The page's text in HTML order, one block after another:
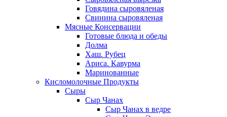
Говядина сыровяленая
Свинина сыровяленая
Мясные Консервации
Готовые блюда и обеды
Долма
Хаш. Рубец
Ариса. Кавурма
Маринованные
Кисломолочные Продукты
Сыры
Сыр Чанах
Сыр Чанах в ведре